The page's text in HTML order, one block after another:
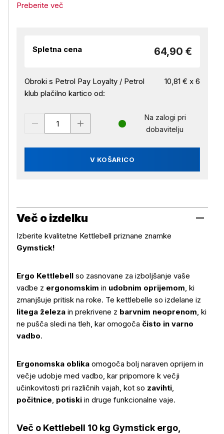
Preberite več
Spletna cena 64,90 €
Obroki s Petrol Pay Loyalty / Petrol
klub plačilno kartico od:
10,81 € x 6
V KOŠARICO
Na zalogi pri
dobavitelju
Več o izdelku
Izberite kvalitetne Kettlebell priznane znamke
Gymstick!
Ergo Kettlebell so zasnovane za izboljšanje vaše
vadbe z ergonomskim in udobnim oprijemom, ki
zmanjšuje pritisk na roke. Te kettlebelle so izdelane iz
litega železa in prekrivene z barvnim neoprenom, ki
ne pušča sledi na tleh, kar omogoča čisto in varno
vadbo.
Ergonomska oblika omogoča bolj naraven oprijem in
večje udobje med vadbo, kar pripomore k večji
učinkovitosti pri različnih vajah, kot so zavihti,
počitnice, potiski in druge funkcionalne vaje.
Več o Kettlebell 10 kg Gymstick ergo,